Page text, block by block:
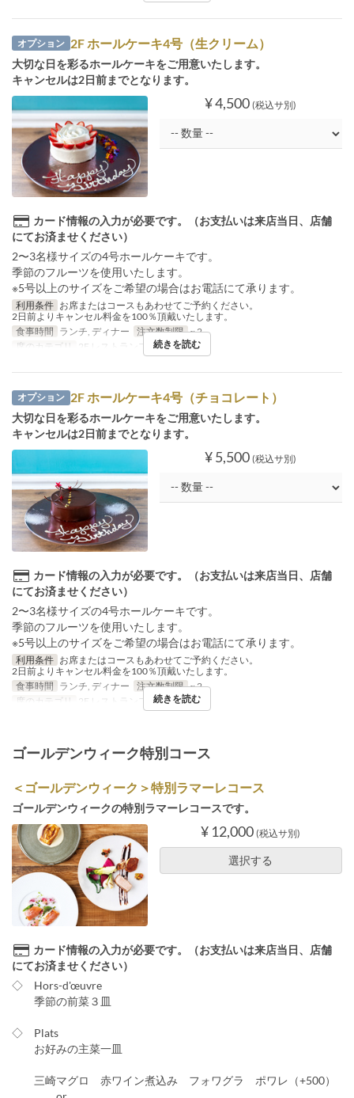
オプション 2F ホールケーキ4号（生クリーム）
大切な日を彩るホールケーキをご用意いたします。
キャンセルは2日前までとなります。
¥ 4,500 (税込サ別)
カード情報の入力が必要です。（お支払いは来店当日、店舗
にてお済ませください）
2〜3名様サイズの4号ホールケーキです。
季節のフルーツを使用いたします。
※5号以上のサイズをご希望の場合はお電話にて承ります。
利用条件 お席またはコースもあわせてご予約ください。
2日前よりキャンセル料金を100％頂戴いたします。
食事時間 ランチ, ディナー 注文数制限 ~ 2
席のカテゴリ
2F レストランフロア続きを読む
オプション 2F ホールケーキ4号（チョコレート）
大切な日を彩るホールケーキをご用意いたします。
キャンセルは2日前までとなります。
¥ 5,500 (税込サ別)
カード情報の入力が必要です。（お支払いは来店当日、店舗
にてお済ませください）
2〜3名様サイズの4号ホールケーキです。
季節のフルーツを使用いたします。
※5号以上のサイズをご希望の場合はお電話にて承ります。
利用条件 お席またはコースもあわせてご予約ください。
2日前よりキャンセル料金を100％頂戴いたします。
食事時間 ランチ, ディナー 注文数制限 ~ 2
席のカテゴリ
2F レストランフロア続きを読む
ゴールデンウィーク特別コース
＜ゴールデンウィーク＞特別ラマーレコース
ゴールデンウィークの特別ラマーレコースです。
¥ 12,000 (税込サ別)
選択する
カード情報の入力が必要です。（お支払いは来店当日、店舗
にてお済ませください）
◇ Hors-d'œuvre
季節の前菜３皿
◇ Plats
お好みの主菜一皿
三崎マグロ 赤ワイン煮込み フォワグラ ポワレ（+500）